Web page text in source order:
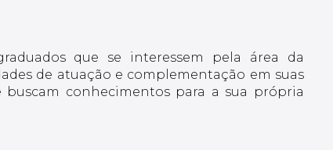
que se interessem pela área da
de atuação e complementação em suas
buscam conhecimentos para a sua própria